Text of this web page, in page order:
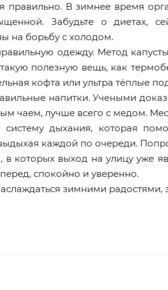
правильно. В зимнее время
Забудьте о диетах,
на борьбу с холодом.
одежду. Метод
полезную вещь, как
кофта или ультра тёплые
напитки. Учеными
чаем, лучше всего с медом.
дыхания, которая
каждой по очереди.
которых выход на улицу уже
спокойно и уверенно.
зимними